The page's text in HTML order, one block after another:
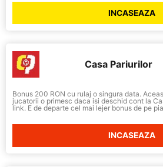
INCASEAZA
Casa Pariurilor
Bonus 200 RON cu rulaj o singura data.
jucatorii o primesc daca isi deschid cont la
link. E de departe cel mai lejer bonus de pe
INCASEAZA